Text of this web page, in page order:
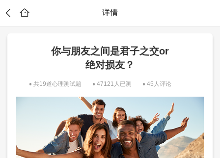
详情
你与朋友之间是君子之交or
绝对损友？
共19道心理测试题 47121人已测 45人评论